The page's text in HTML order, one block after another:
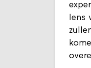
lens